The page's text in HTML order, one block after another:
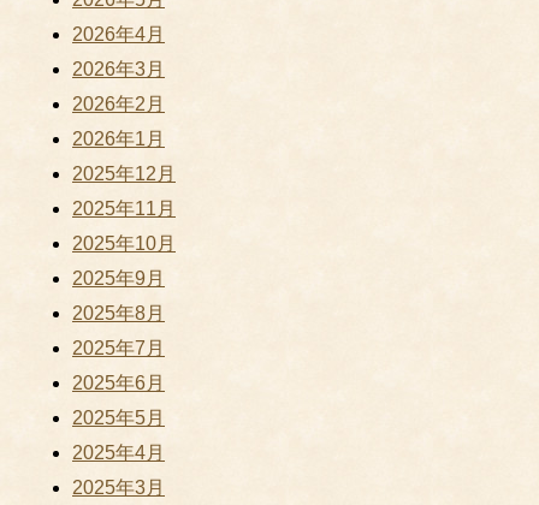
2026年4月
2026年3月
2026年2月
2026年1月
2025年12月
2025年11月
2025年10月
2025年9月
2025年8月
2025年7月
2025年6月
2025年5月
2025年4月
2025年3月